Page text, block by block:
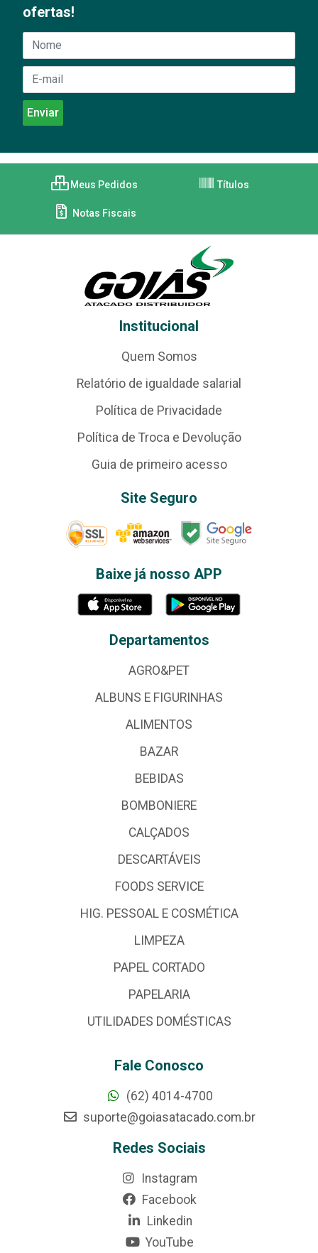
ofertas!
Meus Pedidos Títulos
Notas Fiscais
Institucional
Quem Somos
Relatório de igualdade salarial
Política de Privacidade
Política de Troca e Devolução
Guia de primeiro acesso
Site Seguro
Baixe já nosso APP
Departamentos
AGRO&PET
ALBUNS E FIGURINHAS
ALIMENTOS
BAZAR
BEBIDAS
BOMBONIERE
CALÇADOS
DESCARTÁVEIS
FOODS SERVICE
HIG. PESSOAL E COSMÉTICA
LIMPEZA
PAPEL CORTADO
PAPELARIA
UTILIDADES DOMÉSTICAS
Fale Conosco
(62) 4014-4700
suporte@goiasatacado.com.br
Redes Sociais
Instagram
Facebook
Linkedin
YouTube